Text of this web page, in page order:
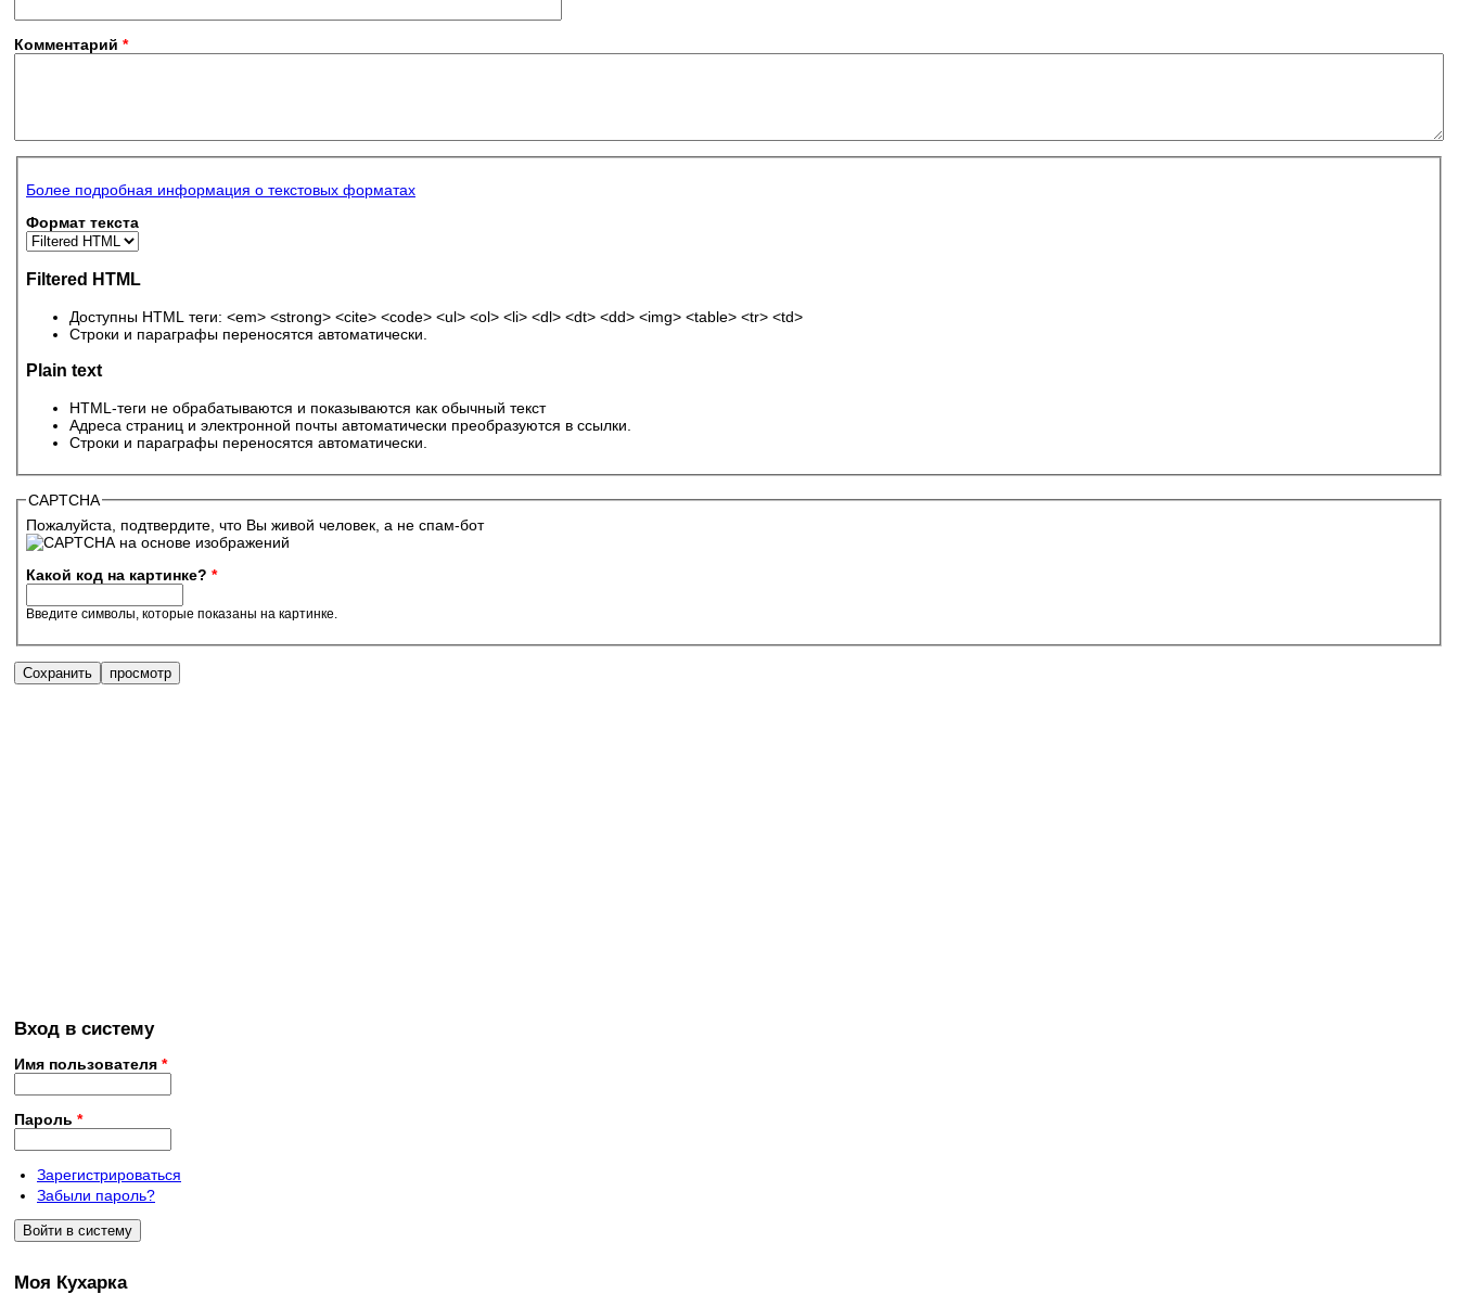
Комментарий *
Более подробная информация о текстовых форматах
Формат текста
Filtered HTML
Доступны HTML теги: <em> <strong> <cite> <code> <ul> <ol> <li> <dl> <dt> <dd> <img> <table> <tr> <td>
Строки и параграфы переносятся автоматически.
Plain text
HTML-теги не обрабатываются и показываются как обычный текст
Адреса страниц и электронной почты автоматически преобразуются в ссылки.
Строки и параграфы переносятся автоматически.
CAPTCHA
Пожалуйста, подтвердите, что Вы живой человек, а не спам-бот
Какой код на картинке? *
Введите символы, которые показаны на картинке.
Вход в систему
Имя пользователя *
Пароль *
Зарегистрироваться
Забыли пароль?
Моя Кухарка